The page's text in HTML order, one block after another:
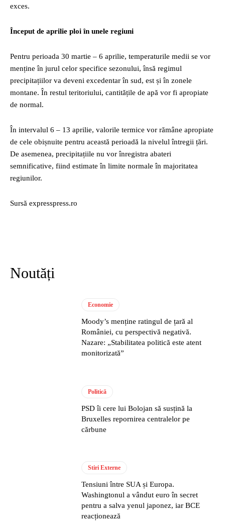
exces.
Început de aprilie ploi în unele regiuni
Pentru perioada 30 martie – 6 aprilie, temperaturile medii se vor
menține în jurul celor specifice sezonului, însă regimul
precipitațiilor va deveni excedentar în sud, est și în zonele
montane. În restul teritoriului, cantitățile de apă vor fi apropiate
de normal.
În intervalul 6 – 13 aprilie, valorile termice vor rămâne apropiate
de cele obișnuite pentru această perioadă la nivelul întregii țări.
De asemenea, precipitațiile nu vor înregistra abateri
semnificative, fiind estimate în limite normale în majoritatea
regiunilor.
Sursă expresspress.ro
Noutăți
Economie
Moody’s menține ratingul de țară al
României, cu perspectivă negativă.
Nazare: „Stabilitatea politică este atent
monitorizată”
Politică
PSD îi cere lui Bolojan să susțină la
Bruxelles repornirea centralelor pe
cărbune
Stiri Externe
Tensiuni între SUA și Europa.
Washingtonul a vândut euro în secret
pentru a salva yenul japonez, iar BCE
reacționează